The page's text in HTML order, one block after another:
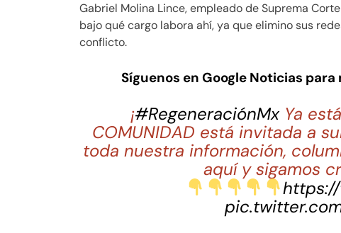
Gabriel Molina Lince, empleado de Suprema
bajo qué cargo labora ahí, ya que elimino sus
conflicto.
Síguenos en Google Noticias
¡#RegeneraciónMxYa
COMUNIDAD está invitada a
toda nuestra información,
aquí y sigamos